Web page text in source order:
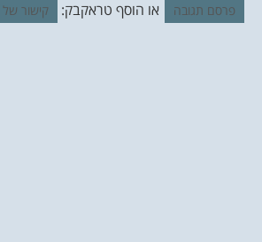
פרסם תגובה או הוסף טראקבק: קישור